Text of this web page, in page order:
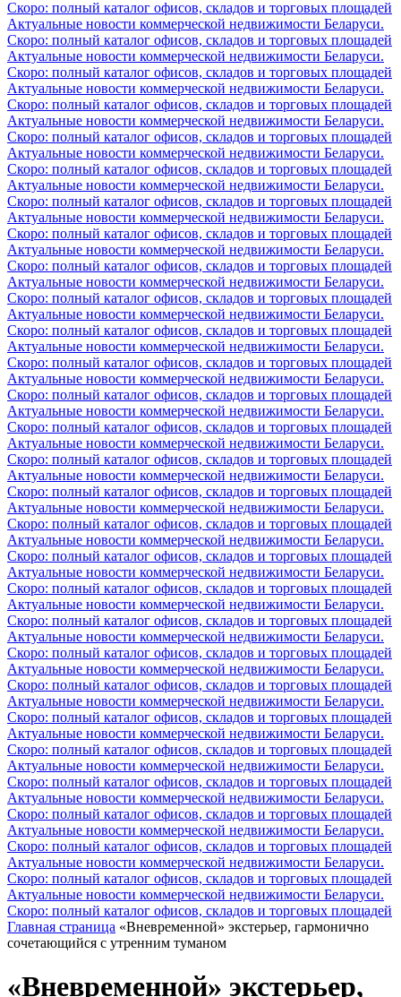
Скоро: полный каталог офисов, складов и торговых площадей
Актуальные новости коммерческой недвижимости Беларуси.
Скоро: полный каталог офисов, складов и торговых площадей
Актуальные новости коммерческой недвижимости Беларуси.
Скоро: полный каталог офисов, складов и торговых площадей
Актуальные новости коммерческой недвижимости Беларуси.
Скоро: полный каталог офисов, складов и торговых площадей
Актуальные новости коммерческой недвижимости Беларуси.
Скоро: полный каталог офисов, складов и торговых площадей
Актуальные новости коммерческой недвижимости Беларуси.
Скоро: полный каталог офисов, складов и торговых площадей
Актуальные новости коммерческой недвижимости Беларуси.
Скоро: полный каталог офисов, складов и торговых площадей
Актуальные новости коммерческой недвижимости Беларуси.
Скоро: полный каталог офисов, складов и торговых площадей
Актуальные новости коммерческой недвижимости Беларуси.
Скоро: полный каталог офисов, складов и торговых площадей
Актуальные новости коммерческой недвижимости Беларуси.
Скоро: полный каталог офисов, складов и торговых площадей
Актуальные новости коммерческой недвижимости Беларуси.
Скоро: полный каталог офисов, складов и торговых площадей
Актуальные новости коммерческой недвижимости Беларуси.
Скоро: полный каталог офисов, складов и торговых площадей
Актуальные новости коммерческой недвижимости Беларуси.
Скоро: полный каталог офисов, складов и торговых площадей
Актуальные новости коммерческой недвижимости Беларуси.
Скоро: полный каталог офисов, складов и торговых площадей
Актуальные новости коммерческой недвижимости Беларуси.
Скоро: полный каталог офисов, складов и торговых площадей
Актуальные новости коммерческой недвижимости Беларуси.
Скоро: полный каталог офисов, складов и торговых площадей
Актуальные новости коммерческой недвижимости Беларуси.
Скоро: полный каталог офисов, складов и торговых площадей
Актуальные новости коммерческой недвижимости Беларуси.
Скоро: полный каталог офисов, складов и торговых площадей
Актуальные новости коммерческой недвижимости Беларуси.
Скоро: полный каталог офисов, складов и торговых площадей
Актуальные новости коммерческой недвижимости Беларуси.
Скоро: полный каталог офисов, складов и торговых площадей
Актуальные новости коммерческой недвижимости Беларуси.
Скоро: полный каталог офисов, складов и торговых площадей
Актуальные новости коммерческой недвижимости Беларуси.
Скоро: полный каталог офисов, складов и торговых площадей
Актуальные новости коммерческой недвижимости Беларуси.
Скоро: полный каталог офисов, складов и торговых площадей
Актуальные новости коммерческой недвижимости Беларуси.
Скоро: полный каталог офисов, складов и торговых площадей
Актуальные новости коммерческой недвижимости Беларуси.
Скоро: полный каталог офисов, складов и торговых площадей
Актуальные новости коммерческой недвижимости Беларуси.
Скоро: полный каталог офисов, складов и торговых площадей
Актуальные новости коммерческой недвижимости Беларуси.
Скоро: полный каталог офисов, складов и торговых площадей
Актуальные новости коммерческой недвижимости Беларуси.
Скоро: полный каталог офисов, складов и торговых площадей
Актуальные новости коммерческой недвижимости Беларуси.
Скоро: полный каталог офисов, складов и торговых площадей
Главная страница «Вневременной» экстерьер, гармонично
сочетающийся с утренним туманом
«Вневременной» экстерьер,